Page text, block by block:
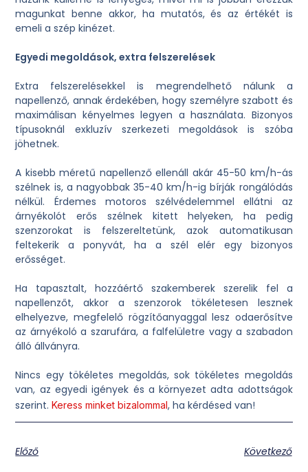
magunkat benne akkor, ha mutatós, és az értékét is
emeli a szép kinézet.
Egyedi megoldások, extra felszerelések
Extra felszerelésekkel is megrendelhető nálunk a
napellenző, annak érdekében, hogy személyre szabott és
maximálisan kényelmes legyen a használata. Bizonyos
típusoknál exkluzív szerkezeti megoldások is szóba
jöhetnek.
A kisebb méretű napellenző ellenáll akár 45-50 km/h-ás
szélnek is, a nagyobbak 35-40 km/h-ig bírják rongálódás
nélkül. Érdemes motoros szélvédelemmel ellátni az
árnyékolót erős szélnek kitett helyeken, ha pedig
szenzorokat is felszereltetünk, azok automatikusan
feltekerik a ponyvát, ha a szél elér egy bizonyos
erősséget.
Ha tapasztalt, hozzáértő szakemberek szerelik fel a
napellenzőt, akkor a szenzorok tökéletesen lesznek
elhelyezve, megfelelő rögzítőanyaggal lesz odaerősítve
az árnyékoló a szarufára, a falfelületre vagy a szabadon
álló állványra.
Nincs egy tökéletes megoldás, sok tökéletes megoldás
van, az egyedi igények és a környezet adta adottságok
szerint.Keress minket bizalommal, ha kérdésed van!
Előző Következő